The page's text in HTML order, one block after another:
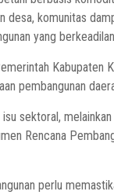
komunitas
yang
Kabupaten
pembangunan
sektoral,
Rencana
perlu